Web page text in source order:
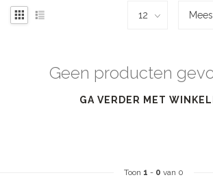
Geen producten
GA VERDER MET
Toon 1 - 0 van 0